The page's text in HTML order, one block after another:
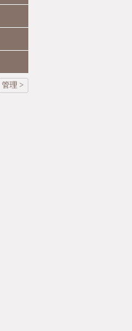
管理